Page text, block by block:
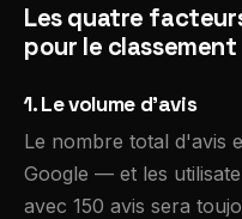
Les quatre
pour le
1. Le volume d'avis
Le nombre total d'avis
Google — et les
avec 150 avis sera